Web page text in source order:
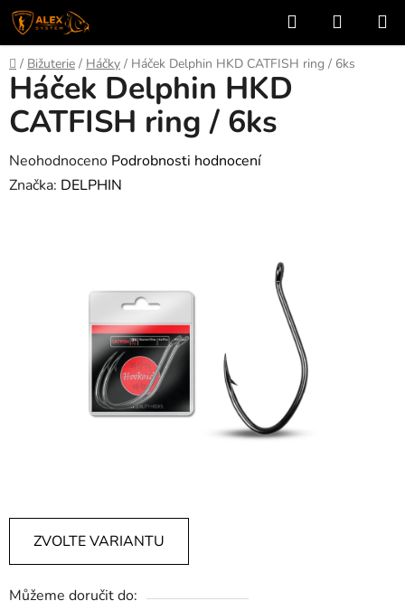
Přejít
na
obsah
Hledat
KOŠÍK
Domů
/ Bižuterie / Háčky / Háček Delphin HKD CATFISH ring / 6ks
ZVOLTE VARIANTU
Můžeme doručit do:
Háček Delphin HKD
CATFISH ring / 6ks
Průměrné
hodnocení
Neohodnoceno Podrobnosti hodnocení
Značka: DELPHIN